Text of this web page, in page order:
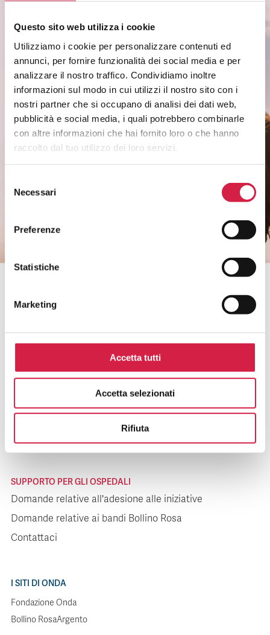
Questo sito web utilizza i cookie
Utilizziamo i cookie per personalizzare contenuti ed
annunci, per fornire funzionalità dei social media e per
analizzare il nostro traffico. Condividiamo inoltre
informazioni sul modo in cui utilizzi il nostro sito con i
nostri partner che si occupano di analisi dei dati web,
pubblicità e social media, i quali potrebbero combinarle
con altre informazioni che hai fornito loro o che hanno
raccolto dal tuo utilizzo dei loro servizi.
delNecessari
Preferenze
Statistiche
Marketing
Accetta tutti
Accetta selezionati
Rifiuta
ISCRIVITI ALLA NEWSLETTER
Scopri come partecipare alle iniziative degli
ospedali Bollino Rosa.
Rimani informato sui temi di salute di
genere.
Non perderti i riconoscimenti agli ospedali e
CLICCA QUI
SUPPORTO PER I PAZIENTI
Domande relative agli ospedali
Domande relative alle iniziative
SUPPORTO PER GLI OSPEDALI
Domande relative all'adesione alle iniziative
Domande relative ai bandi Bollino Rosa
Contattaci
I SITI DI ONDA
Fondazione Onda
Bollino RosaArgento